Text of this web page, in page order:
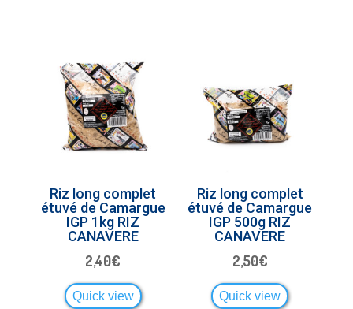
Riz long complet
étuvé de Camargue
IGP 1kg RIZ
CANAVERE
2,40€
Quick view
Riz long complet
étuvé de Camargue
IGP 500g RIZ
CANAVERE
2,50€
Quick view